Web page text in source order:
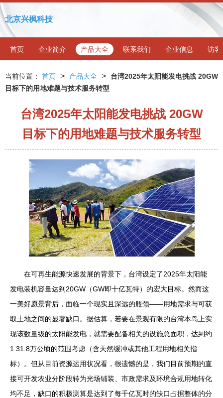
北京兴枫科技
首页 企业简介 产品大全 联系我们 企业信息 访客
当前位置： 首页 > 产品大全 >
台湾2025年太阳能发电挑战 20GW
目标下的用地难题与技术服务转型
台湾2025年太阳能发电挑战 20GW
目标下的用地难题与技术服务转型
在可再生能源快速发展的背景下，台湾设定了2025年太阳能
发电装机容量达到20GW（GW即十亿瓦特）的宏大目标。然而这
一美好愿景背后，面临一个现实且深远的瓶颈——用地需求与可获
取土地之间的显著缺口。据估算，若要在景观有限的台湾本岛上实
现该数量级的太阳能发电，就需要配备相关的设施总面积，达到约
1.31.8万公顷的范围考虑（含天然缓冲或其他工程用地相关指
标）。但从目前资源运用状况看，很遗憾的是，我们目前预期的直
接可开发农业分阶段转为光场铺装、市政需求及环境合规用地转化
均不足，缺口的积极测算是达到了每千亿瓦时的缺口占据整体的分